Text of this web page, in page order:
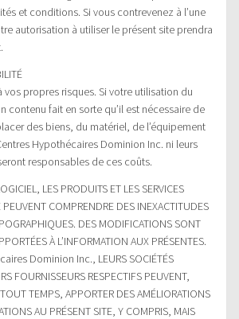
et conditions. Si vous contrevenez à l’une
autorisation à utiliser le présent site prendra
vos propres risques. Si votre utilisation du
contenu fait en sorte qu’il est nécessaire de
des biens, du matériel, de l’équipement
Hypothécaires Dominion Inc. ni leurs
responsables de ces coûts.
LES PRODUITS ET LES SERVICES
PEUVENT COMPRENDRE DES INEXACTITUDES
DES MODIFICATIONS SONT
À L’INFORMATION AUX PRÉSENTES.
Dominion Inc., LEURS SOCIÉTÉS
FOURNISSEURS RESPECTIFS PEUVENT,
TEMPS, APPORTER DES AMÉLIORATIONS
AU PRÉSENT SITE, Y COMPRIS, MAIS